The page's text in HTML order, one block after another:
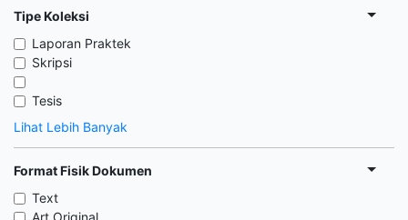
Tipe Koleksi
Laporan Praktek
Skripsi
Tesis
Lihat Lebih Banyak
Format Fisik Dokumen
Text
Art Original